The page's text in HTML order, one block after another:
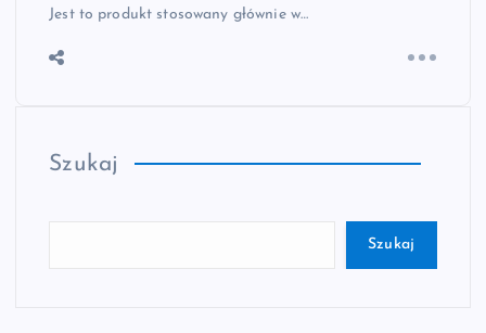
Jest to produkt stosowany głównie w…
Szukaj
Szukaj